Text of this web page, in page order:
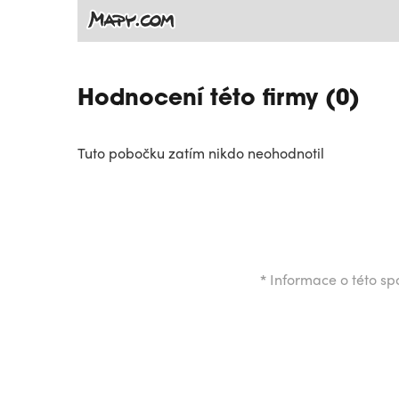
Hodnocení této firmy (0)
Tuto pobočku zatím nikdo neohodnotil
* Informace o této